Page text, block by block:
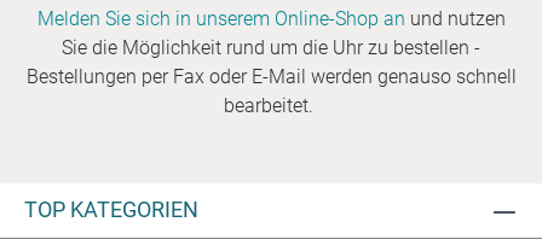
Melden Sie sich in unserem Online-Shop an und nutzen
Sie die Möglichkeit rund um die Uhr zu bestellen -
Bestellungen per Fax oder E-Mail werden genauso schnell
bearbeitet.
TOP KATEGORIEN